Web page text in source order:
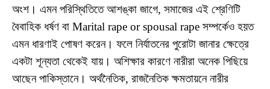
অংশ। এমন পরিস্থিতিতে আশঙ্কা জাগে, সমাজের এই শ্রেণিটি
বৈবাহিক ধর্ষণ বা Marital rape or spousal rape সম্পর্কেও হয়ত
এমন ধারণাই পোষণ করেন। ফলে নির্যাতনের পুরোটা জানার ক্ষেত্রে
একটা শূন্যতা থেকেই যায়। অশিক্ষার কারণে নারীরা অনেক পিছিয়ে
আছেন পাকিস্তানে। অর্থনৈতিক, রাজনৈতিক ক্ষমতায়নে নারীর